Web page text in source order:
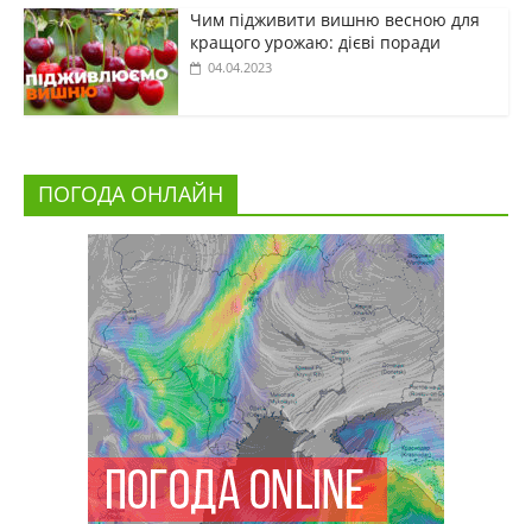
Чим підживити вишню весною для
кращого урожаю: дієві поради
04.04.2023
ПОГОДА ОНЛАЙН